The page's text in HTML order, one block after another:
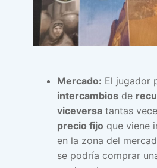
Mercado: El jugador
intercambios de
viceversa tantas
precio fijo que viene
en la zona del
se podría comprar